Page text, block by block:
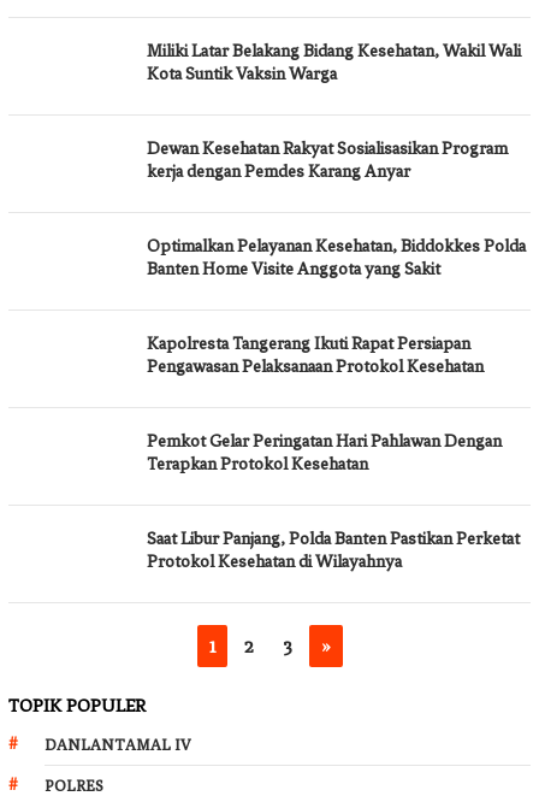
Miliki Latar Belakang Bidang Kesehatan, Wakil Wali
Kota Suntik Vaksin Warga
Dewan Kesehatan Rakyat Sosialisasikan Program
kerja dengan Pemdes Karang Anyar
Optimalkan Pelayanan Kesehatan, Biddokkes Polda
Banten Home Visite Anggota yang Sakit
Kapolresta Tangerang Ikuti Rapat Persiapan
Pengawasan Pelaksanaan Protokol Kesehatan
Pemkot Gelar Peringatan Hari Pahlawan Dengan
Terapkan Protokol Kesehatan
Saat Libur Panjang, Polda Banten Pastikan Perketat
Protokol Kesehatan di Wilayahnya
1 2 3 »
TOPIK POPULER
DANLANTAMAL IV
POLRES